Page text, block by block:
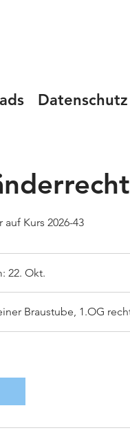
Datenschutz
Kurs 2026-43
22. Okt.
e
g
Braustube, 1.OG